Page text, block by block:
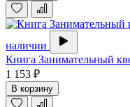
наличии
Книга Занимательный
1 153 ₽
В корзину